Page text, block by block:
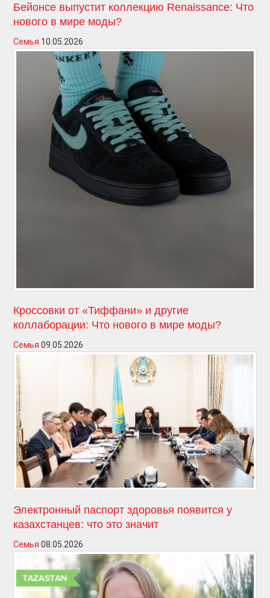
Бейонсе выпустит коллекцию Renaissance: Что
нового в мире моды?
Семья 10.05.2026
Кроссовки от «Тиффани» и другие
коллаборации: Что нового в мире моды?
Семья 09.05.2026
Электронный паспорт здоровья появится у
казахстанцев: что это значит
Семья 08.05.2026